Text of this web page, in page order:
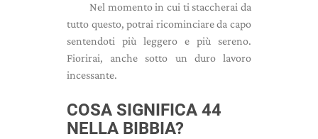
Nel momento in cui ti staccherai da
tutto questo, potrai ricominciare da capo
sentendoti più leggero e più sereno.
Fiorirai, anche sotto un duro lavoro
incessante.
COSA SIGNIFICA 44
NELLA BIBBIA?